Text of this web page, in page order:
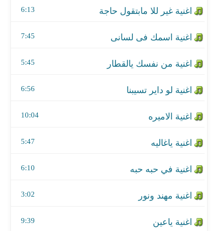
6:13
7:45
5:45
6:56
10:04
اغنية ياغاليه
5:47
اغنية في حبه حبه
6:10
اغنية مهند ونور
3:02
9:39
اغنية مابتستاهل مني الدمعه
اغنية افتراك على
اغنية الأماني العذبه